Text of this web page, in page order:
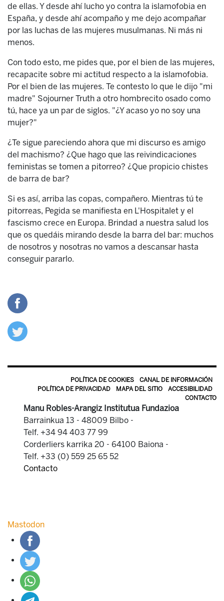
de ellas. Y desde ahí lucho yo contra la islamofobia en
España, y desde ahí acompaño y me dejo acompañar
por las luchas de las mujeres musulmanas. Ni más ni
menos.
Con todo esto, me pides que, por el bien de las mujeres,
recapacite sobre mi actitud respecto a la islamofobia.
Por el bien de las mujeres. Te contesto lo que le dijo "mi
madre" Sojourner Truth a otro hombrecito osado como
tú, hace ya un par de siglos. "¿Y acaso yo no soy una
mujer?"
¿Te sigue pareciendo ahora que mi discurso es amigo
del machismo? ¿Que hago que las reivindicaciones
feministas se tomen a pitorreo? ¿Que propicio chistes
de barra de bar?
Si es así, arriba las copas, compañero. Mientras tú te
pitorreas, Pegida se manifiesta en L'Hospitalet y el
fascismo crece en Europa. Brindad a nuestra salud los
que os quedáis mirando desde la barra del bar: muchos
de nosotros y nosotras no vamos a descansar hasta
conseguir pararlo.
POLÍTICA DE COOKIES
CANAL DE INFORMACIÓN
POLÍTICA DE PRIVACIDAD
MAPA DEL SITIO
ACCESIBILIDAD
CONTACTO
Manu Robles-Arangiz Institutua Fundazioa
Barrainkua 13 - 48009 Bilbo -
Telf. +34 94 403 77 99
Corderliers karrika 20 - 64100 Baiona -
Telf. +33 (0) 559 25 65 52
Contacto
Mastodon